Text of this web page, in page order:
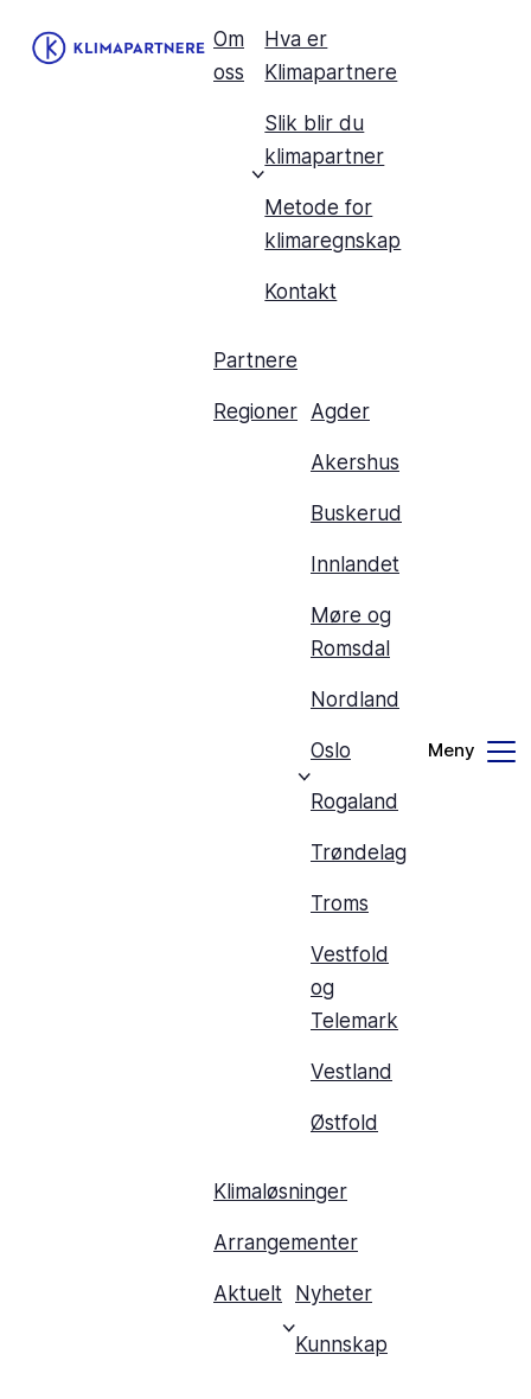
Om
oss
Hva er
Klimapartnere
Slik blir du
klimapartner
Metode for
klimaregnskap
Kontakt
Partnere
Regioner Agder
Akershus
Buskerud
Innlandet
Møre og
Romsdal
Nordland
Oslo
Rogaland
Trøndelag
Troms
Vestfold
og
Telemark
Vestland
Østfold
Klimaløsninger
Arrangementer
Aktuelt Nyheter
Kunnskap